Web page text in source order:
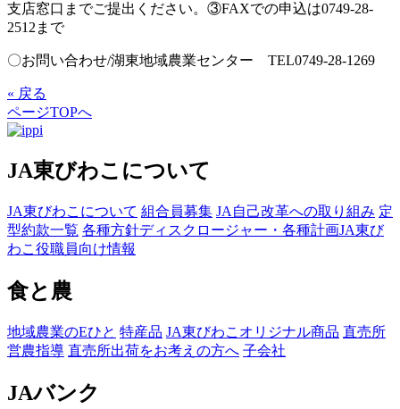
支店窓口までご提出ください。③FAXでの申込は0749-28-
2512まで
〇お問い合わせ/湖東地域農業センター TEL0749-28-1269
« 戻る
ページTOPへ
JA東びわこについて
JA東びわこについて 組合員募集 JA自己改革への取り組み 定
型約款一覧 各種方針ディスクロージャー・各種計画JA東び
わこ役職員向け情報
食と農
地域農業のEひと 特産品 JA東びわこオリジナル商品 直売所
営農指導 直売所出荷をお考えの方へ 子会社
JAバンク